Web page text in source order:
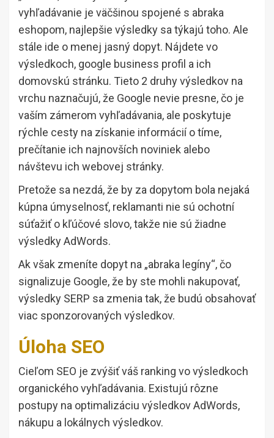
vyhľadávanie je väčšinou spojené s abraka
eshopom, najlepšie výsledky sa týkajú toho. Ale
stále ide o menej jasný dopyt. Nájdete vo
výsledkoch, google business profil a ich
domovskú stránku. Tieto 2 druhy výsledkov na
vrchu naznačujú, že Google nevie presne, čo je
vaším zámerom vyhľadávania, ale poskytuje
rýchle cesty na získanie informácií o tíme,
prečítanie ich najnovších noviniek alebo
návštevu ich webovej stránky.
Pretože sa nezdá, že by za dopytom bola nejaká
kúpna úmyselnosť, reklamanti nie sú ochotní
súťažiť o kľúčové slovo, takže nie sú žiadne
výsledky AdWords.
Ak však zmeníte dopyt na „abraka legíny“, čo
signalizuje Google, že by ste mohli nakupovať,
výsledky SERP sa zmenia tak, že budú obsahovať
viac sponzorovaných výsledkov.
Úloha SEO
Cieľom SEO je zvýšiť váš ranking vo výsledkoch
organického vyhľadávania. Existujú rôzne
postupy na optimalizáciu výsledkov AdWords,
nákupu a lokálnych výsledkov.